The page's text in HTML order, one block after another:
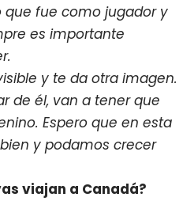
que fue como jugador y
es importante
y te da otra imagen.
de él, van a tener que
Espero que en esta
y podamos crecer
viajan a Canadá?